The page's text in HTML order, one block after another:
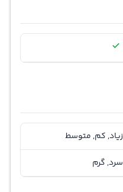
زیاد, کم, متوسط
سرد, گرم